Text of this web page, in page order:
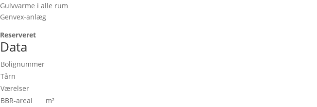
Gulvvarme i alle rum
Genvex-anlæg
Reserveret
Data
Bolignummer
Tårn
Værelser
BBR-areal
m²